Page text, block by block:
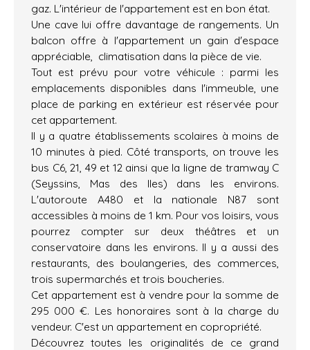
gaz. L'intérieur de l'appartement est en bon état.
Une cave lui offre davantage de rangements. Un
balcon offre à l'appartement un gain d'espace
appréciable, climatisation dans la pièce de vie.
Tout est prévu pour votre véhicule : parmi les
emplacements disponibles dans l'immeuble, une
place de parking en extérieur est réservée pour
cet appartement.
Il y a quatre établissements scolaires à moins de
10 minutes à pied. Côté transports, on trouve les
bus C6, 21, 49 et 12 ainsi que la ligne de tramway C
(Seyssins, Mas des Iles) dans les environs.
L'autoroute A480 et la nationale N87 sont
accessibles à moins de 1 km. Pour vos loisirs, vous
pourrez compter sur deux théâtres et un
conservatoire dans les environs. Il y a aussi des
restaurants, des boulangeries, des commerces,
trois supermarchés et trois boucheries.
Cet appartement est à vendre pour la somme de
295 000 €. Les honoraires sont à la charge du
vendeur. C'est un appartement en copropriété.
Découvrez toutes les originalités de ce grand